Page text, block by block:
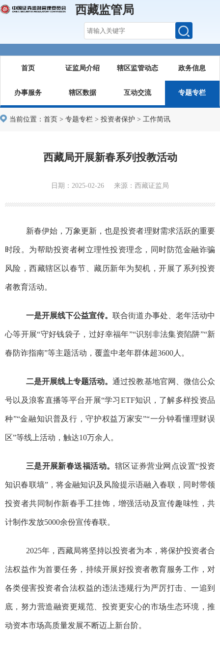
西藏监管局
首页 证监局介绍 辖区监管动态 政务信息
办事服务 辖区数据 互动交流 专题专栏
当前位置： 首页 > 专题专栏 > 投资者保护 > 工作简讯
西藏局开展新春系列投教活动
日期：2025-02-26 来源：西藏证监局
新春伊始，万象更新，也是投资者理财需求活跃的重要
时段。为帮助投资者树立理性投资理念，同时防范金融诈骗
风险，西藏辖区以春节、藏历新年为契机，开展了系列投资
者教育活动。
一是开展线下公益宣传。联合街道办事处、老年活动中
心等开展“守好钱袋子，过好幸福年”“识别非法集资陷阱”“新
春防诈指南”等主题活动，覆盖中老年群体超3600人。
二是开展线上专题活动。通过投教基地官网、微信公众
号以及浪客直播等平台开展“学习ETF知识，了解多样投资品
种”“金融知识普及行，守护权益万家安”“一分钟看懂理财误
区”等线上活动，触达10万余人。
三是开展新春送福活动。 辖区证券营业网点设置“投资
知识春联墙”，将金融知识及风险提示语融入春联，同时带领
投资者共同制作新春手工挂饰， 增强活动及宣传趣味性，共
计制作发放5000余份宣传春联。
2025年，西藏局将坚持以投资者为本，将保护投资者合
法权益作为首要任务，持续开展好投资者教育服务工作，对
各类侵害投资者合法权益的违法违规行为严厉打击、一追到
底，努力营造融资更规范、投资更安心的市场生态环境，推
动资本市场高质量发展不断迈上新台阶。